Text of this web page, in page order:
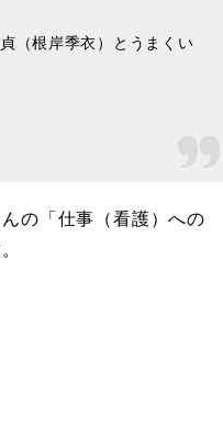
（根岸季衣）とうまくい
の「仕事（看護）への